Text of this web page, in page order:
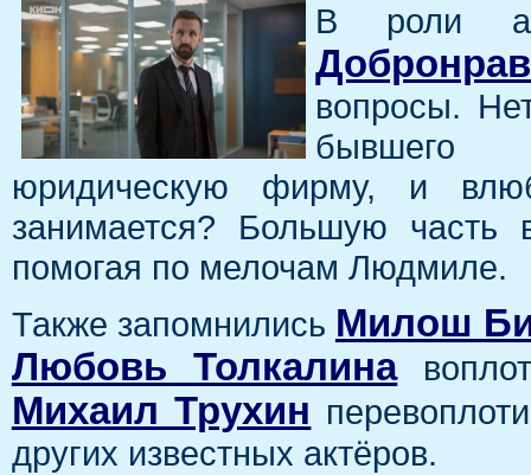
В роли
вопросы.
бывшего
юридическую фирму, и
занимается? Большую часть
помогая по мелочам Людмиле.
Также запомнились Милош
Любовь Толкалина
Михаил Трухин
других известных актёров.